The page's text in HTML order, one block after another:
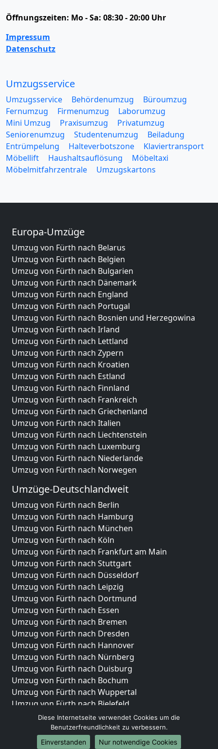
Öffnungszeiten: Mo - Sa: 08:30 - 20:00 Uhr
Impressum
Datenschutz
Umzugsservice
Umzugsservice Behördenumzug
Büroumzug
Fernumzug
Firmenumzug
Laborumzug
Mini Umzug
Praxisumzug
Privatumzug
Seniorenumzug
Studentenumzug
Beiladung
Entrümpelung
Halteverbotszone
Klaviertransport
Möbellift
Haushaltsauflösung
Möbeltaxi
Möbelmitfahrzentrale
Umzugskartons
Europa-Umzüge
Umzug von Fürth nach Belarus
Umzug von Fürth nach Belgien
Umzug von Fürth nach Bulgarien
Umzug von Fürth nach Dänemark
Umzug von Fürth nach England
Umzug von Fürth nach Portugal
Umzug von Fürth nach Bosnien und Herzegowina
Umzug von Fürth nach Irland
Umzug von Fürth nach Lettland
Umzug von Fürth nach Zypern
Umzug von Fürth nach Kroatien
Umzug von Fürth nach Estland
Umzug von Fürth nach Finnland
Umzug von Fürth nach Frankreich
Umzug von Fürth nach Griechenland
Umzug von Fürth nach Italien
Umzug von Fürth nach Liechtenstein
Umzug von Fürth nach Luxemburg
Umzug von Fürth nach Niederlande
Umzug von Fürth nach Norwegen
Umzüge-Deutschlandweit
Umzug von Fürth nach Berlin
Umzug von Fürth nach Hamburg
Umzug von Fürth nach München
Umzug von Fürth nach Köln
Umzug von Fürth nach Frankfurt am Main
Umzug von Fürth nach Stuttgart
Umzug von Fürth nach Düsseldorf
Umzug von Fürth nach Leipzig
Umzug von Fürth nach Dortmund
Umzug von Fürth nach Essen
Umzug von Fürth nach Bremen
Umzug von Fürth nach Dresden
Umzug von Fürth nach Hannover
Umzug von Fürth nach Nürnberg
Umzug von Fürth nach Duisburg
Umzug von Fürth nach Bochum
Umzug von Fürth nach Wuppertal
Umzug von Fürth nach Bielefeld
Umzug von Fürth nach Bonn
Umzug von Fürth nach Münster
Internationale-Umzüge
Diese Internetseite verwendet Cookies um die
Benutzerfreundlichkeit zu verbessern.
Einverstanden
Nur notwendige Cookies